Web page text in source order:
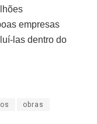
empresas
las dentro do
obras